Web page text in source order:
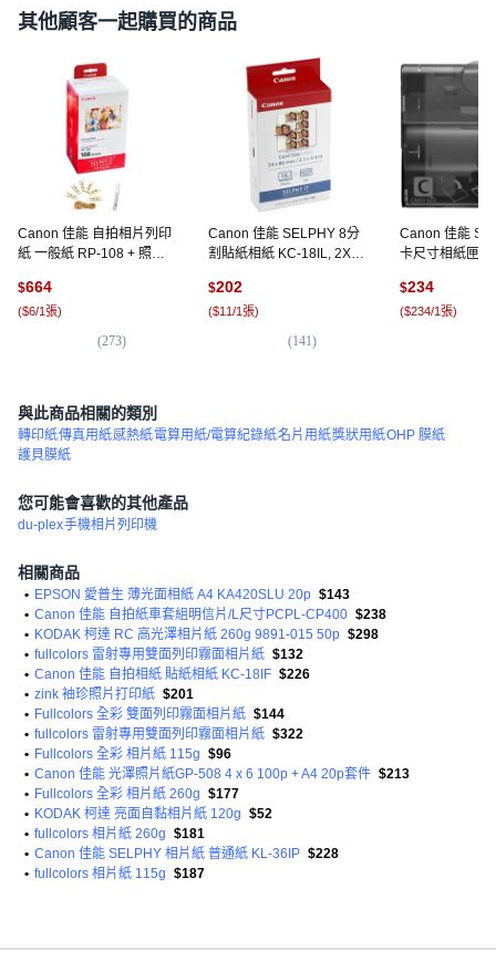
其他顧客一起購買的商品
Canon 佳能 自拍相片列印
紙 一般紙 RP-108 + 照片
4X6, 1套, 108個
$664
($6/1張)
(273)
Canon 佳能 SELPHY 8分
割貼紙相紙 KC-18IL, 2X3,
$202
($11/1張)
(141)
Canon 佳能
卡尺寸相紙匣
$234
($234/1張)
與此商品相關的類別
轉印紙傳真用紙感熱紙電算用紙/電算紀錄紙名片用紙獎狀用紙OHP 膜紙
護貝膜紙
您可能會喜歡的其他產品
du-plex手機相片列印機
相關商品
• EPSON 愛普生 薄光面相紙 A4 KA420SLU 20p $143
• Canon 佳能 自拍紙車套組明信片/L尺寸PCPL-CP400 $238
• KODAK 柯達 RC 高光澤相片紙 260g 9891-015 50p $298
• fullcolors 雷射專用雙面列印霧面相片紙 $132
• Canon 佳能 自拍相紙 貼紙相紙 KC-18IF $226
• zink 袖珍照片打印紙 $201
• Fullcolors 全彩 雙面列印霧面相片紙 $144
• fullcolors 雷射專用雙面列印霧面相片紙 $322
• Fullcolors 全彩 相片紙 115g $96
• Canon 佳能 光澤照片紙GP-508 4 x 6 100p + A4 20p套件 $213
• Fullcolors 全彩 相片紙 260g $177
• KODAK 柯達 亮面自黏相片紙 120g $52
• fullcolors 相片紙 260g $181
• Canon 佳能 SELPHY 相片紙 普通紙 KL-36IP $228
• fullcolors 相片紙 115g $187